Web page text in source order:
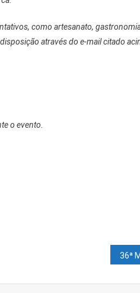
como artesanato,
através do e-mail citado
o evento.